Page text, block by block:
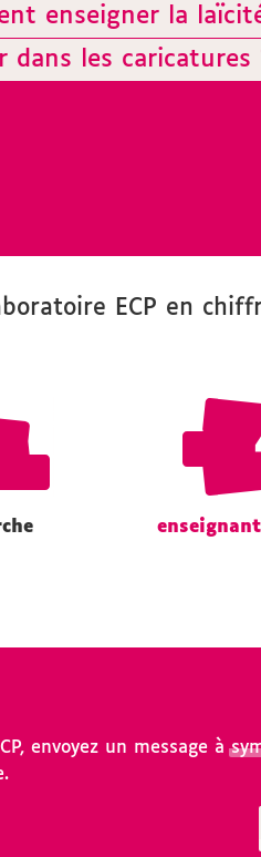
enseigner la
dans les caricatures
ECP en
envoyez un message à